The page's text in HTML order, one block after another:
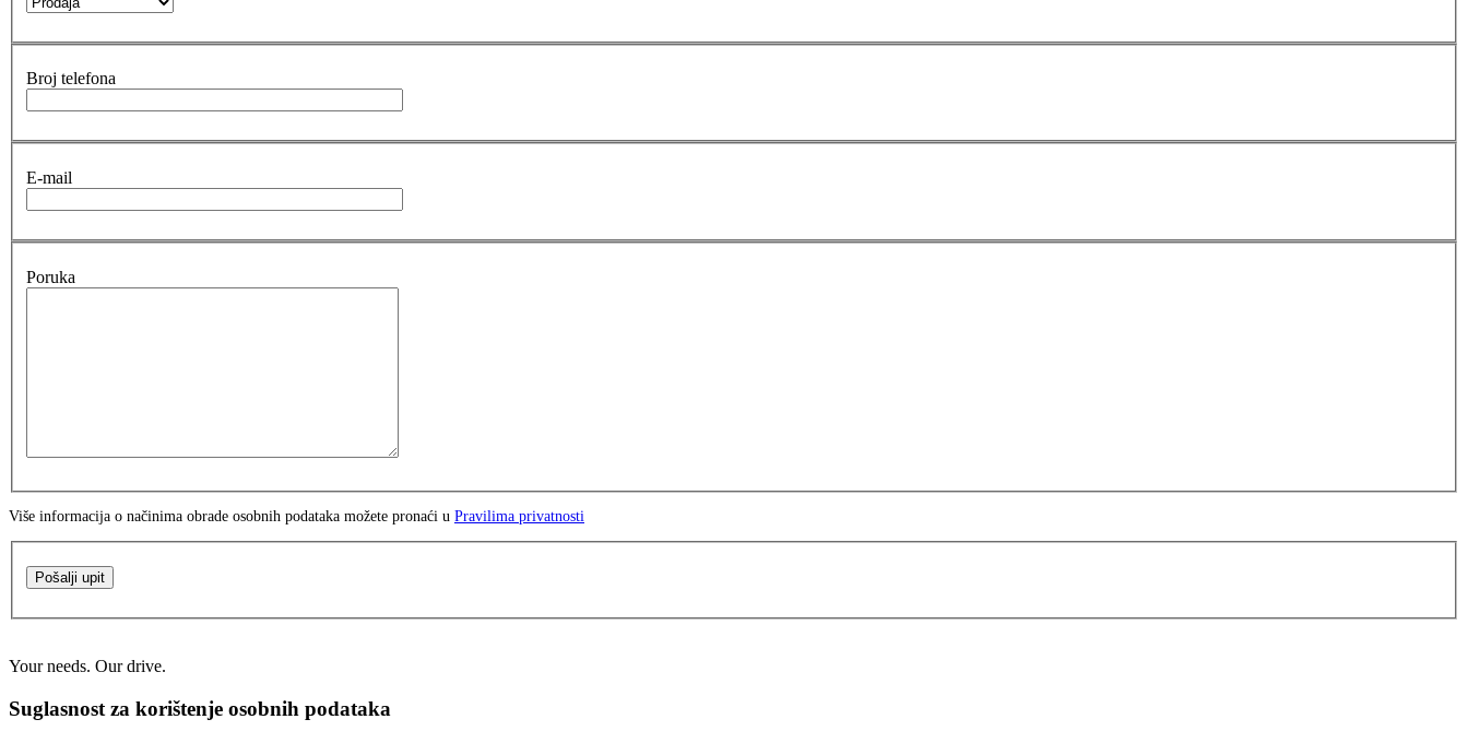
Broj telefona
E-mail
Poruka
Više informacija o načinima obrade osobnih podataka možete pronaći u Pravilima privatnosti
Pošalji upit
Your needs. Our drive.
Suglasnost za korištenje osobnih podataka